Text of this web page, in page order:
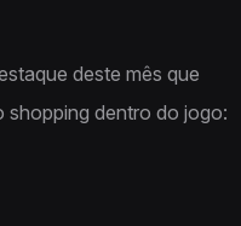
deste mês que
shopping dentro do jogo: